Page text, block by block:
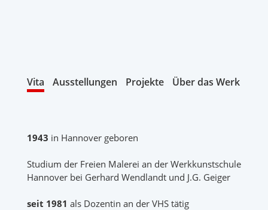
Vita Ausstellungen Projekte Über das Werk
1943 in Hannover geboren
Studium der Freien Malerei an der Werkkunstschule
Hannover bei Gerhard Wendlandt und J.G. Geiger
seit 1981 als Dozentin an der VHS tätig